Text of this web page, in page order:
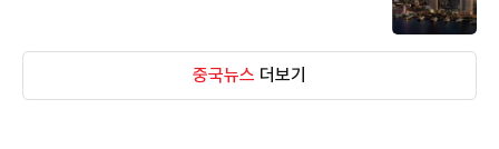
중국뉴스 더보기